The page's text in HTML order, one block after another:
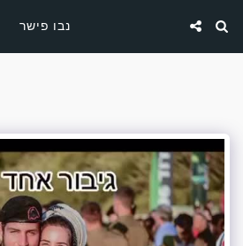
נבו פישר